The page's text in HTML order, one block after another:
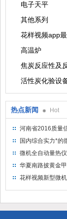
电子天平
其他系列
花样视频app
高温炉
焦炭反应性及
活性炭化验设
热点新闻 Hot
河南省2016质量
量热仪
国内综合实力*的
仪制造企业
微机全自动量热
出售
华夏南路披黄金
视频仪器仪表有
花样视频新型微